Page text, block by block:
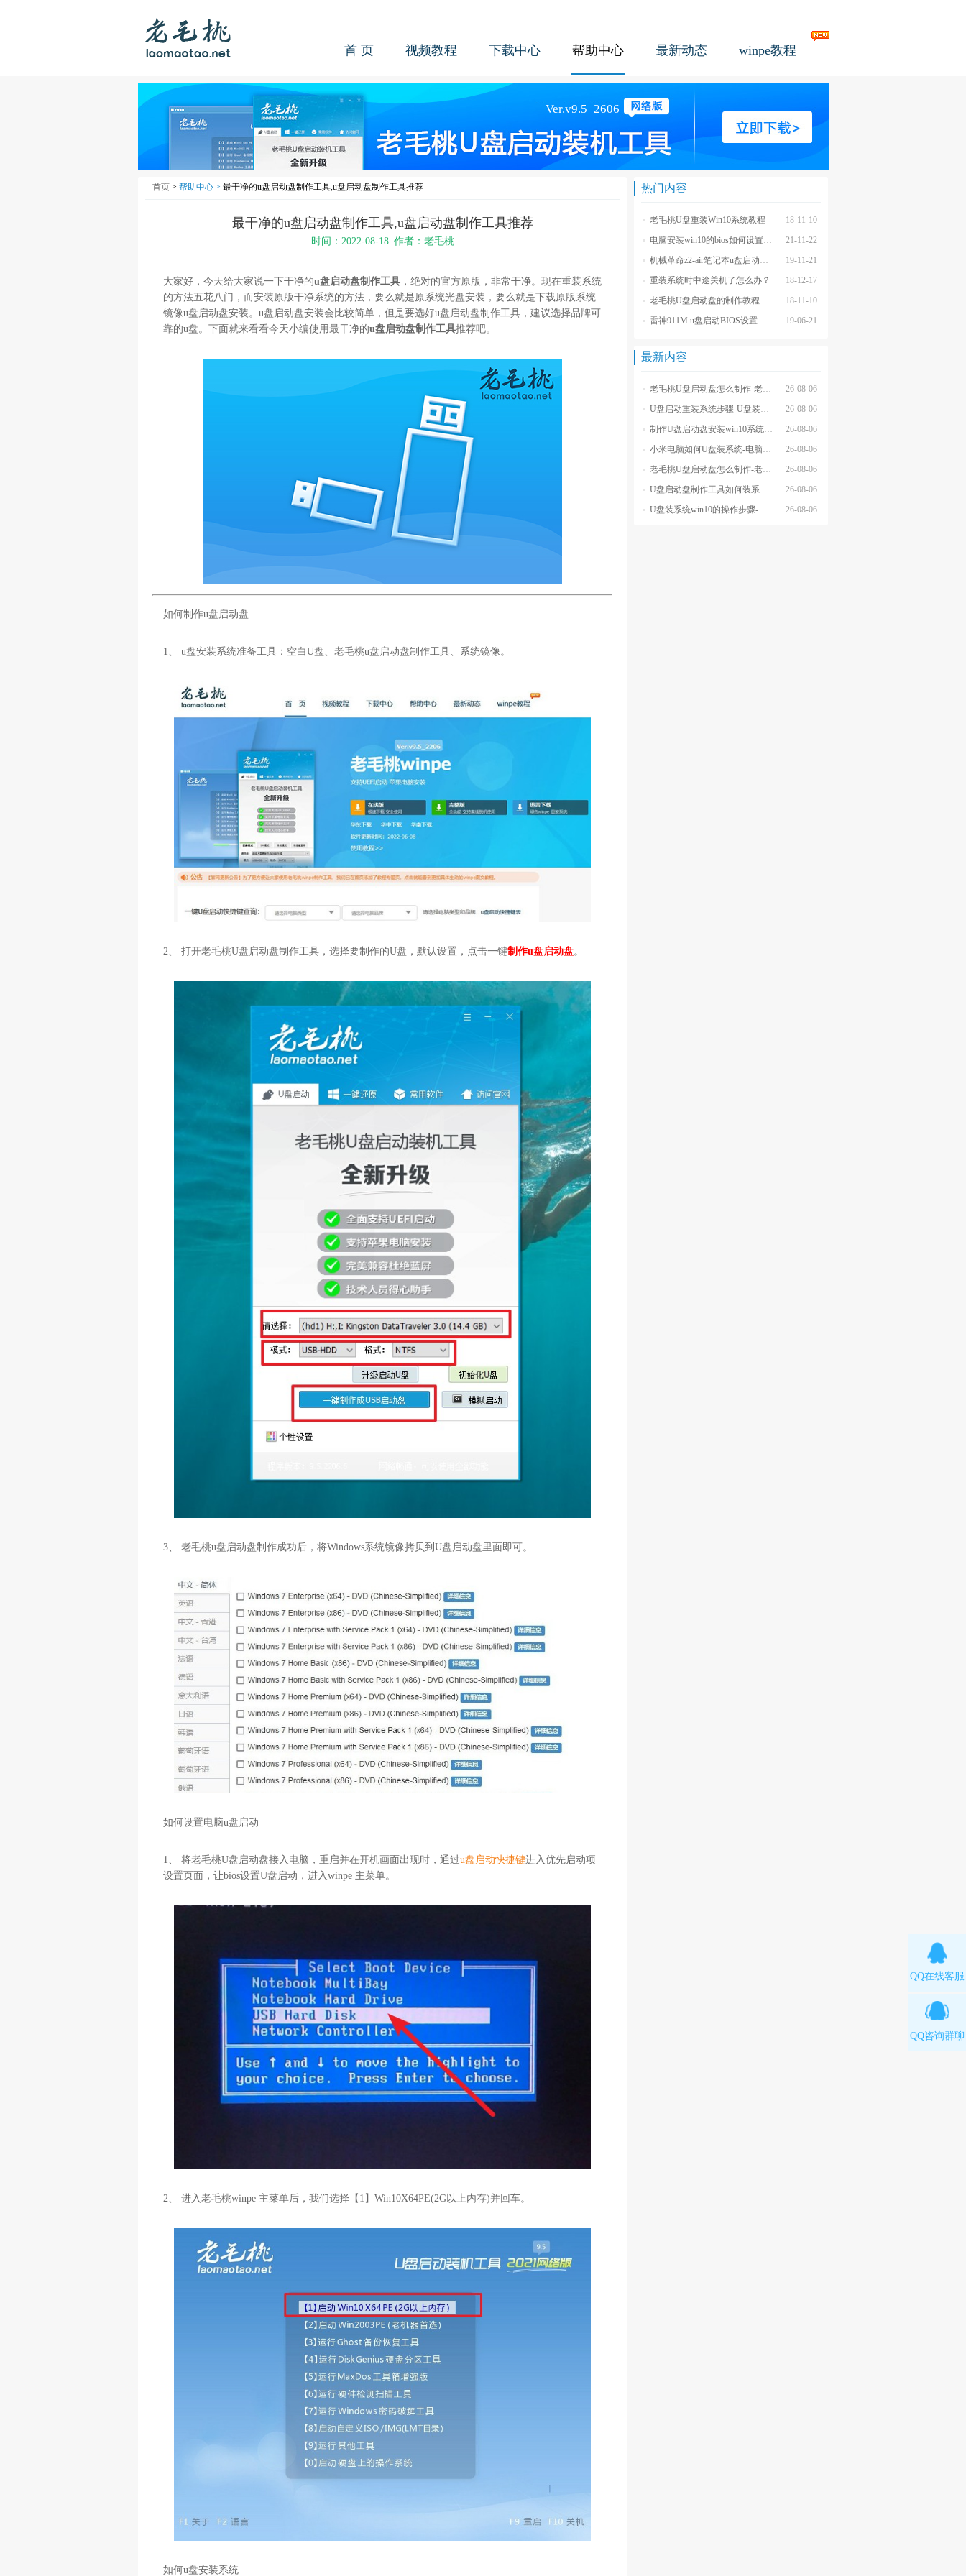
首 页 视频教程 下载中心 帮助中心 最新动态 winpe教程
首页 > 帮助中心 > 最干净的u盘启动盘制作工具,u盘启动盘制作工具推荐
最干净的u盘启动盘制作工具,u盘启动盘制作工具推荐
时间：2022-08-18| 作者：老毛桃
大家好，今天给大家说一下干净的u盘启动盘制作工具 ，绝对的官方原版，非常干净。现在重装系统
的方法五花八门，而安装原版干净系统的方法，要么就是原系统光盘安装，要么就是下载原版系统
镜像u盘启动盘安装。u盘启动盘安装会比较简单，但是要选好u盘启动盘制作工具，建议选择品牌可
靠的u盘。下面就来看看今天小编使用最干净的u盘启动盘制作工具推荐吧。
如何制作u盘启动盘
1、 u盘安装系统准备工具：空白U盘、老毛桃u盘启动盘制作工具、系统镜像。
2、 打开老毛桃U盘启动盘制作工具，选择要制作的U盘，默认设置，点击一键制作u盘启动盘。
3、 老毛桃u盘启动盘制作成功后，将Windows系统镜像拷贝到U盘启动盘里面即可。
如何设置电脑u盘启动
1、 将老毛桃U盘启动盘接入电脑，重启并在开机画面出现时，通过u盘启动快捷键进入优先启动项
设置页面，让bios设置U盘启动，进入winpe 主菜单。
2、 进入老毛桃winpe 主菜单后，我们选择【1】Win10X64PE(2G以上内存)并回车。
如何u盘安装系统
热门内容
18-11-10
老毛桃U盘重装Win10系统教程
21-11-22
电脑安装win10的bios如何设置u盘图文教程
19-11-21
机械革命z2-air笔记本u盘启动BIOS设置教程
18-12-17
重装系统时中途关机了怎么办？
18-11-10
老毛桃U盘启动盘的制作教程
19-06-21
雷神911M u盘启动BIOS设置教程
最新内容
26-08-06
老毛桃U盘启动盘怎么制作-老毛桃winpeU盘启动盘制作步骤
26-08-06
U盘启动重装系统步骤-U盘装系统步骤操作
26-08-06
制作U盘启动盘安装win10系统步骤-制作U盘启动盘安装win10系统步骤
26-08-06
小米电脑如何U盘装系统-电脑怎么U盘装系统
26-08-06
老毛桃U盘启动盘怎么制作-老毛桃U盘启动盘制作步骤
26-08-06
U盘启动盘制作工具如何装系统- U盘启动盘制作工具怎么装系统
26-08-06
U盘装系统win10的操作步骤-外星人U盘装系统win10电脑
QQ在线客服
QQ咨询群聊